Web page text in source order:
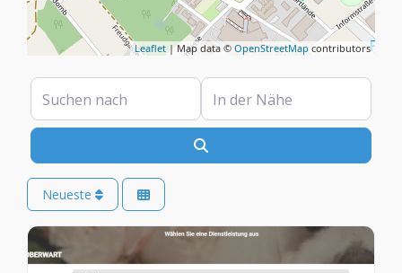
Leaflet | Map data © OpenStreetMap contributors
Suchen nach In der Nähe
Neueste